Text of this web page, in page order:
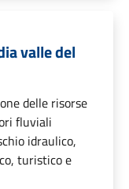
valle del
delle risorse
fluviali
idraulico,
turistico e